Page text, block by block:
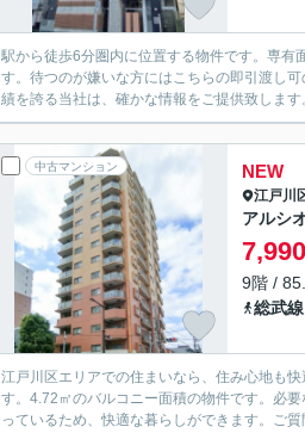
駅から徒歩6分圏内に位置する物件です。専
す。待つのが嫌いな方にはこちらの即引渡し
績を誇る当社は、確かな情報をご提供致します
中古マンション NEW
江戸川
アルシ
7,990
9階 /
総武線
江戸川区エリアでの住まいなら、住み心地も
す。4.72㎡のバルコニー面積の物件です。必
っているため、快適な暮らしができます。ご